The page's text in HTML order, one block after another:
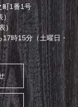
1番1号
）
）
時15分（土曜日・